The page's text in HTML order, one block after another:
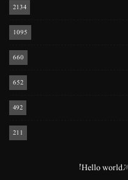
2134
1095
660
652
492
211
ازHello world!